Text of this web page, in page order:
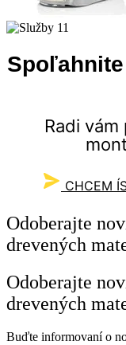
Radi
CHCEM
Odoberajte
drevených
Odoberajte
drevených
Buďte informovaní o